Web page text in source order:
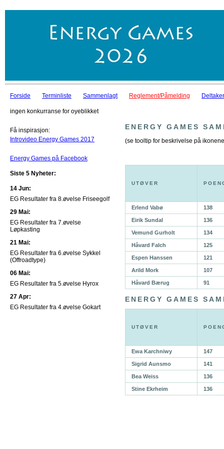
Forside Terminliste Sammenlagt Reglement/Påmelding
ingen konkurranse for oyeblikket
Få inspirasjon:
Introvideo Energy Games 2017
Energy Games på Facebook
Siste 5 Nyheter:
14 Jun:
EG Resultater fra 8.øvelse Friseegolf
29 Mai:
EG Resultater fra 7.øvelse
Løpkasting
21 Mai:
EG Resultater fra 6.øvelse Sykkel
(Offroadtype)
06 Mai:
EG Resultater fra 5.øvelse Hyrox
27 Apr:
EG Resultater fra 4.øvelse Gokart
ENERGY GAMES
(se tooltip for beskrivelse på
UTØVER
Erlend Vabø 138
Eirik Sundal 136
Vemund Gurholt 134
Håvard Falch 125
Espen Hanssen 121
Arild Mork 107
Håvard Bærug 91
ENERGY GAMES
UTØVER
Ewa Karchniwy 147
Sigrid Aunsmo 141
Bea Weiss 136
Stine Ekrheim 136